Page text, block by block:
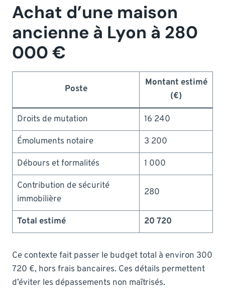
Achat d’une maison
ancienne à Lyon à 280
000 €
Poste
Montant estimé
(€)
Droits de mutation
16 240
Émoluments notaire
3 200
Débours et formalités
1 000
Contribution de sécurité
immobilière
280
Total estimé 20 720
Ce contexte fait passer le budget total à environ 300
720 €, hors frais bancaires. Ces détails permettent
d’éviter les dépassements non maîtrisés.